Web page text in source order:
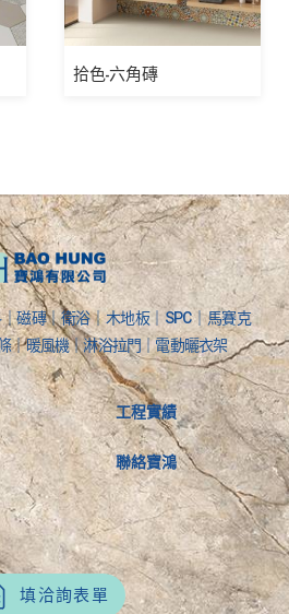
拾色-六角磚
磁磚｜衛浴｜木地板｜SPC｜馬賽克
｜暖風機｜淋浴拉門｜電動曬衣架
工程實績
聯絡寶鴻
填洽詢表單